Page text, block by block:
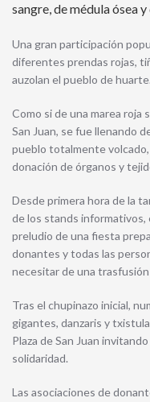
sangre, de médula ósea
Una gran participación
diferentes prendas rojas,
auzolan el pueblo de huarte.
Como si de una marea roja
San Juan, se fue llenando
pueblo totalmente
donación de órganos y
Desde primera hora de la
de los stands informativos,
preludio de una fiesta
donantes y todas las
necesitar de una
Tras el chupinazo inicial,
gigantes, danzaris y
Plaza de San Juan
solidaridad.
Las asociaciones de